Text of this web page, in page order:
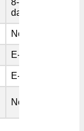
8-45
dagar
Nej
E-post
E-post
Nej